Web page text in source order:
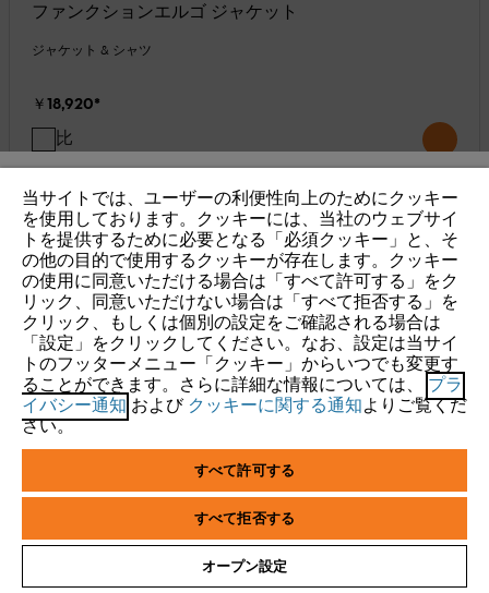
ファンクションエルゴ ジャケット
ジャケット & シャツ
￥18,920*
比
る
IHR BROWSER WIRD NICHT
UNTERSTÜTZT
Sie nutzen einen Browser, den wir noch nicht unterstützen. Für
eine optimale Nutzung unserer Seite empfehlen wir Ihnen, zu
einem der folgenden Browser zu wechseln:
Firefox Chrome
当サイトでは、ユーザーの利便性向上のためにクッキー
を使用しております。クッキーには、当社のウェブサイ
トを提供するために必要となる「必須クッキー」と、そ
の他の目的で使用するクッキーが存在します。クッキー
の使用に同意いただける場合は「すべて許可する」をク
リック、同意いただけない場合は「すべて拒否する」を
クリック、もしくは個別の設定をご確認される場合は
「設定」をクリックしてください。なお、設定は当サイ
トのフッターメニュー「クッキー」からいつでも変更す
ることができます。さらに詳細な情報については、 プラ
イバシー通知 および クッキーに関する通知よりご覧くだ
さい。
すべて許可する
すべて拒否する
オープン設定